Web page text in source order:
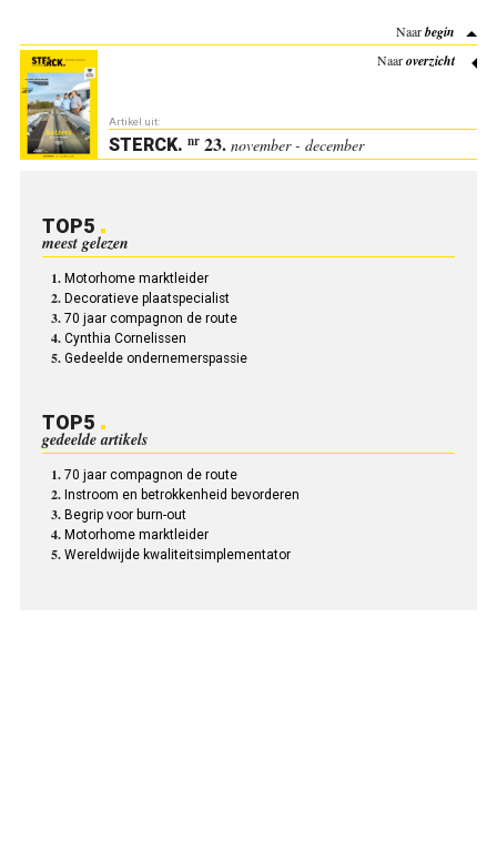
Naarbegin
Naaroverzicht
Artikel uit:
STERCK. nr23. november - december
TOP5
meest gelezen
Motorhome marktleider
Decoratieve plaatspecialist
70 jaar compagnon de route
Cynthia Cornelissen
Gedeelde ondernemerspassie
TOP5
gedeelde artikels
70 jaar compagnon de route
Instroom en betrokkenheid bevorderen
Begrip voor burn-out
Motorhome marktleider
Wereldwijde kwaliteitsimplementator